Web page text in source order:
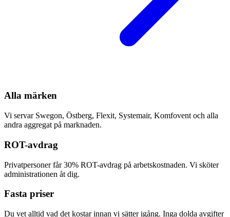
Alla märken
Vi servar Swegon, Östberg, Flexit, Systemair, Komfovent och alla
andra aggregat på marknaden.
ROT-avdrag
Privatpersoner får 30% ROT-avdrag på arbetskostnaden. Vi sköter
administrationen åt dig.
Fasta priser
Du vet alltid vad det kostar innan vi sätter igång. Inga dolda avgifter